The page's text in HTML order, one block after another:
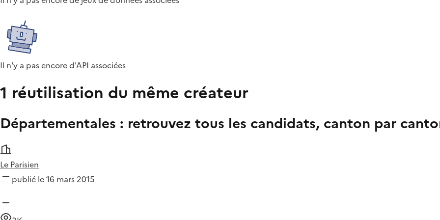
Il n'y a pas encore d'API associées
1 réutilisation du même créateur
Départementales : retrouvez tous les candidats, canton par
Le Parisien
publié le 16 mars 2015